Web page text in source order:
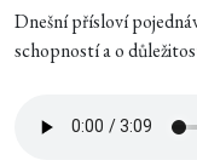
Dnešní přísloví
schopností a o